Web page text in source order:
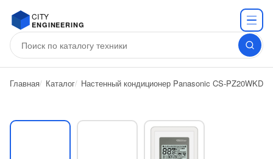
CITY
ENGINEERING
Главная Каталог Настенный кондиционер Panasonic CS-PZ20WKD